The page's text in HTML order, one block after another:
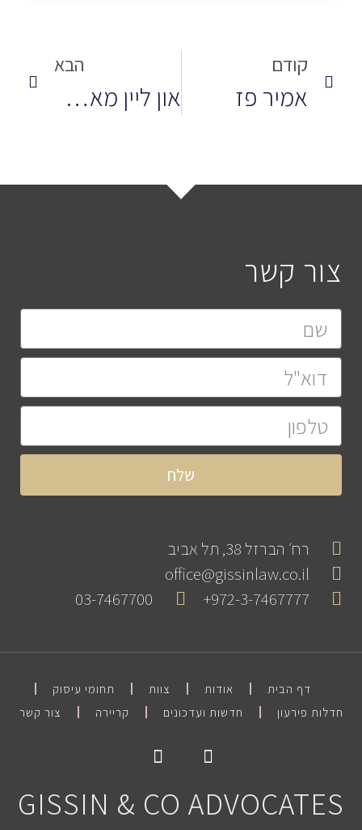
קודם
אמיר פז
הבא
און ליין מאסטר בע”מ (בפירוק), מרכז קידמה חברה לייעוץ ארגוני בע”מ (בפירוק), ר.י. רימון ניהול והשקעות בע”מ (בפירוק)
צור קשר
שלח
רח׳ הברזל 38, תל אביב
office@gissinlaw.co.il
972-3-7467777+
03-7467700
דף הבית אודות צוות
תחומי עיסוק
חדלות פירעון
חדשות ועדכונים קריירה צור קשר
GISSIN & CO ADVOCATES